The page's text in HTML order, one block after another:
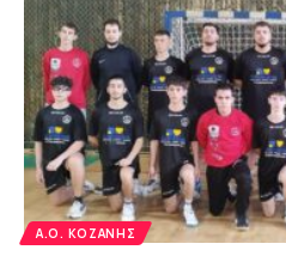
Α.Ο. ΚΟΖΆΝΗΣ